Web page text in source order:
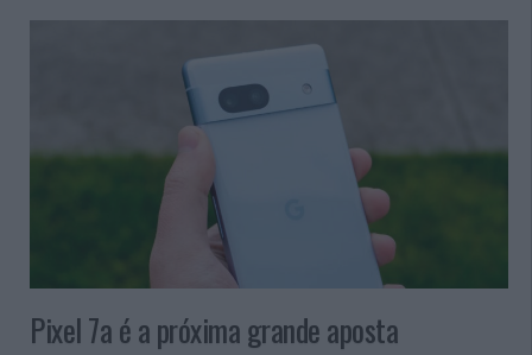
Pixel 7a é a próxima grande aposta